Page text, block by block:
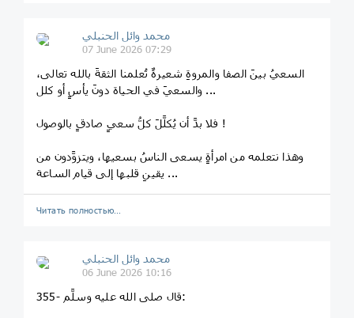
محمد وائل الحنبلي
07 June 2026 07:29
السعيُ بينَ الصفا والمروةِ شعيرةٌ تُعلمنا الثقةَ بالله تعالى،
والسعيَ في الحياة دونَ يأسٍ أو كلل ...
فلا بدَّ أن يُكلَّلَ كلُّ سعيٍ صادقٍ بالوصول !
وهذا نتعلمه من امرأةٍ يسعى الناسُ بسعيها، ويتزوَّدون من
يقينِ قلبها إلى قيام الساعة ...
Читать полностью…
محمد وائل الحنبلي
06 June 2026 10:16
355- قال صلى الله عليه وسلَّم: